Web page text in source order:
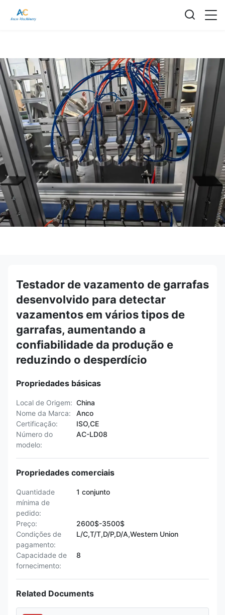
Testador de vazamento de garrafas
desenvolvido para detectar
vazamentos em vários tipos de
garrafas, aumentando a
confiabilidade da produção e
reduzindo o desperdício
Propriedades básicas
Local de Origem: China
Nome da Marca:
Anco
Certificação:
ISO,CE
Número do
modelo:
AC-LD08
Propriedades comerciais
Quantidade
mínima de
pedido:
1 conjunto
Preço:
2600$-3500$
Condições de
pagamento:
L/C,T/T,D/P,D/A,Western Union
Capacidade de
fornecimento:
8
Related Documents